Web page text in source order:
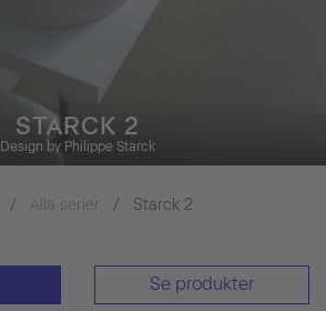
STARCK 2
Design by Philippe Starck
Alla serier Starck 2
Se produkter